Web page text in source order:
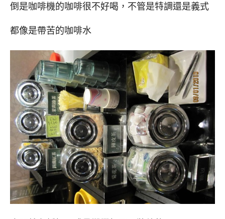
倒是咖啡機的咖啡很不好喝，不管是特調還是義式
都像是帶苦的咖啡水